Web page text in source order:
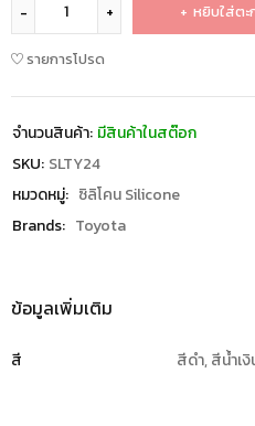
หยิบใส่ตะ
รายการโปรด
จำนวนสินค้า: มีสินค้าในสต๊อก
SKU: SLTY24
หมวดหมู่: ซิลิโคน Silicone
Brands: Toyota
ข้อมูลเพิ่มเติม
สี สีดำ, สีน้ำเงิ